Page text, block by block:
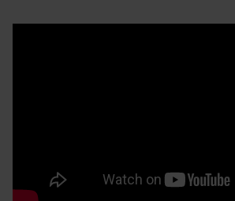
i Medik8s produkter. När molekyler
30 ml